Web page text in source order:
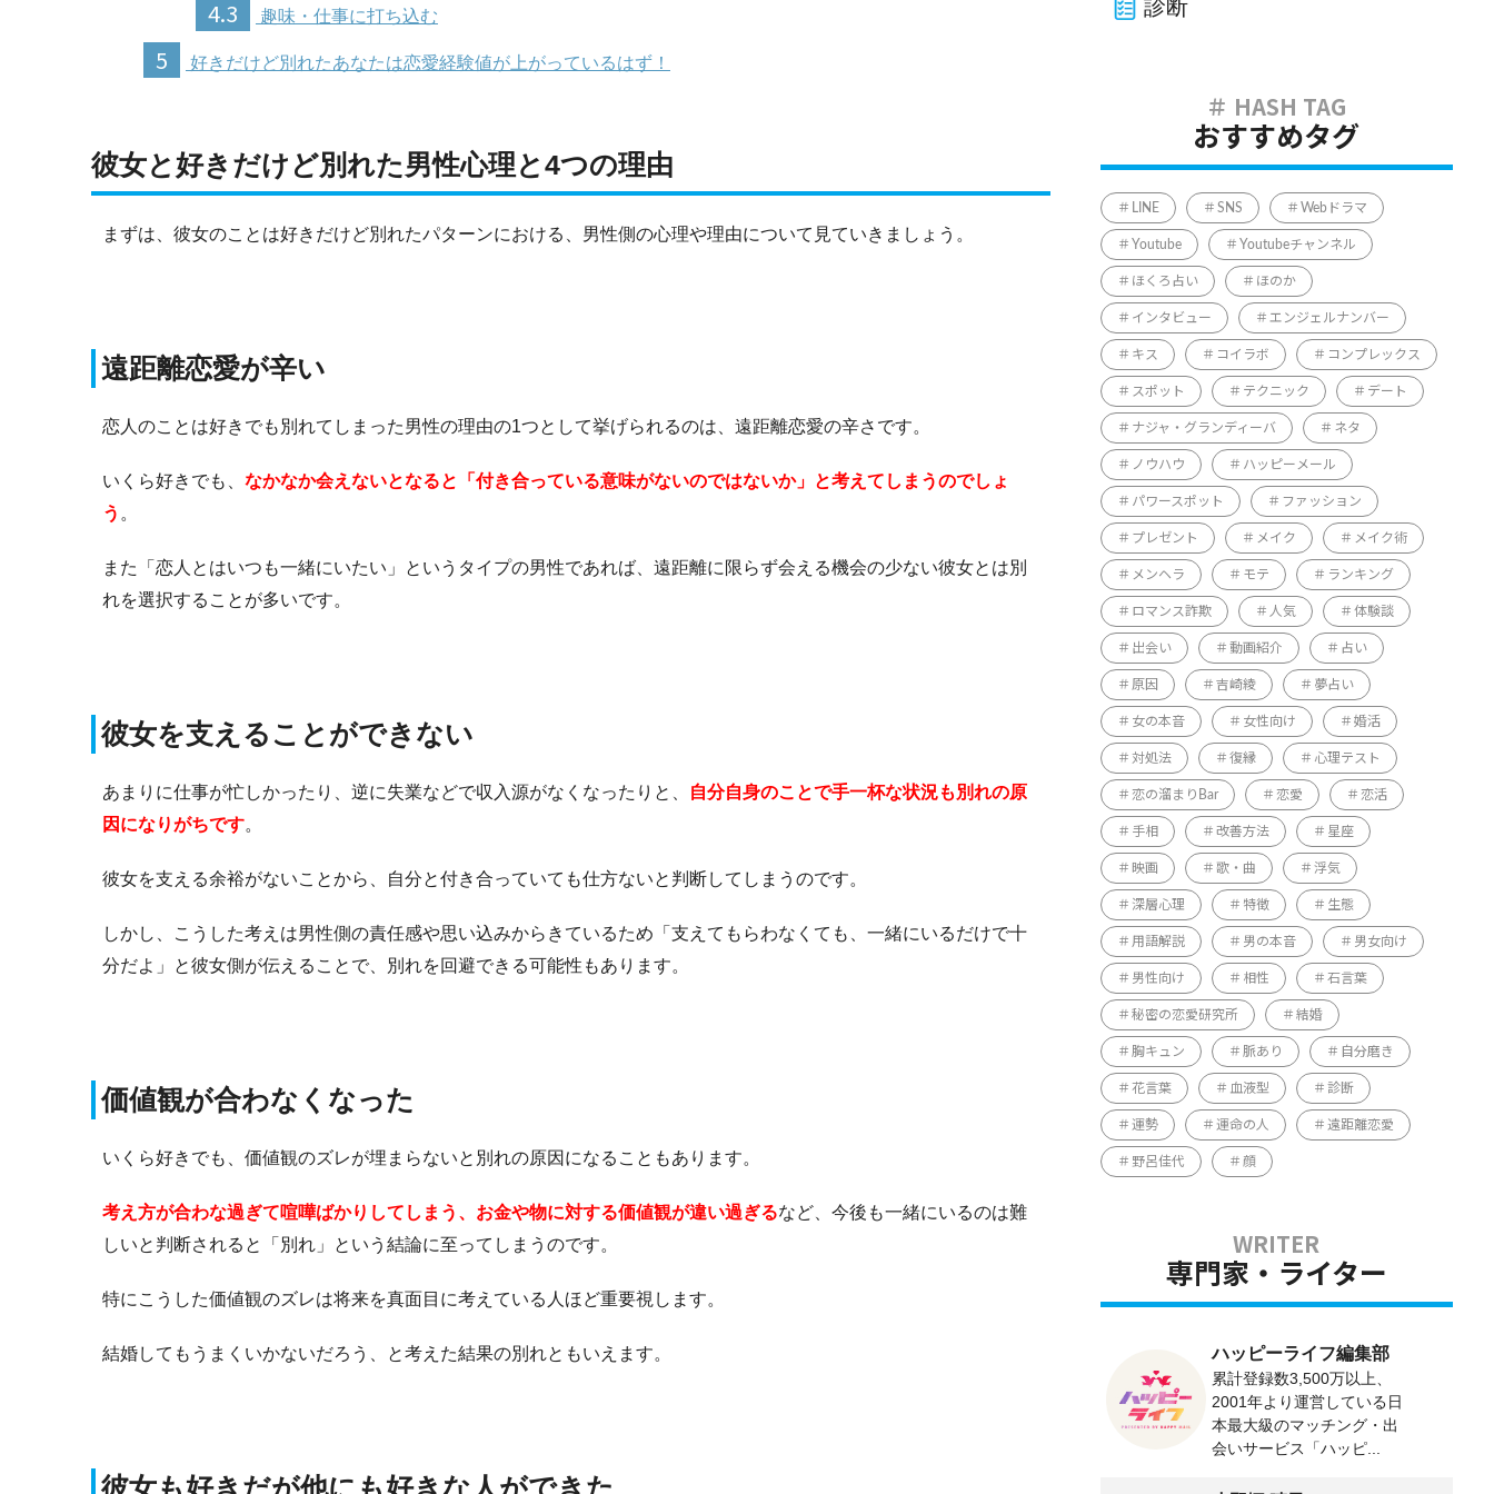
4.3 趣味・仕事に打ち込む
5 好きだけど別れたあなたは恋愛経験値が上がっているはず！
彼女と好きだけど別れた男性心理と4つの理由
まずは、彼女のことは好きだけど別れたパターンにおける、男性側の心理や理由について見ていきましょう。
遠距離恋愛が辛い
恋人のことは好きでも別れてしまった男性の理由の1つとして挙げられるのは、遠距離恋愛の辛さです。
いくら好きでも、 なかなか会えないとなると「付き合っている意味がないのではないか」と考えてしまうのでしょ
う 。
また「恋人とはいつも一緒にいたい」というタイプの男性であれば、遠距離に限らず会える機会の少ない彼女とは別
れを選択することが多いです。
彼女を支えることができない
あまりに仕事が忙しかったり、逆に失業などで収入源がなくなったりと、
自分自身のことで手一杯な状況も別れの原
因になりがちです。
彼女を支える余裕がないことから、自分と付き合っていても仕方ないと判断してしまうのです。
しかし、こうした考えは男性側の責任感や思い込みからきているため「支えてもらわなくても、一緒にいるだけで十
分だよ」と彼女側が伝えることで、別れを回避できる可能性もあります。
価値観が合わなくなった
いくら好きでも、価値観のズレが埋まらないと別れの原因になることもあります。
考え方が合わな過ぎて喧嘩ばかりしてしまう、お金や物に対する価値観が違い過ぎるなど、今後も一緒にいるのは難
しいと判断されると「別れ」という結論に至ってしまうのです。
特にこうした価値観のズレは将来を真面目に考えている人ほど重要視します。
結婚してもうまくいかないだろう、と考えた結果の別れともいえます。
彼女も好きだが他にも好きな人ができた
診断
おすすめタグ
LINE SNS Webドラマ
Youtube Youtubeチャンネル
ほくろ占い ほのか
インタビュー エンジェルナンバー
キス コイラボ コンプレックス
スポット テクニック デート
ナジャ・グランディーバ ネタ
ノウハウ ハッピーメール
パワースポット ファッション
プレゼント メイク メイク術
メンヘラ モテ ランキング
ロマンス詐欺 人気 体験談
出会い 動画紹介 占い
原因 吉崎綾 夢占い
女の本音 女性向け 婚活
対処法 復縁 心理テスト
恋の溜まりBar 恋愛 恋活
手相 改善方法 星座
映画 歌・曲 浮気
深層心理 特徴 生態
用語解説 男の本音 男女向け
男性向け 相性 石言葉
秘密の恋愛研究所 結婚
胸キュン 脈あり 自分磨き
花言葉 血液型 診断
運勢 運命の人 遠距離恋愛
野呂佳代 顔
専門家・ライター
ハッピーライフ編集部
累計登録数3,500万以上、
2001年より運営している日
本最大級のマッチング・出
会いサービス「ハッピ...